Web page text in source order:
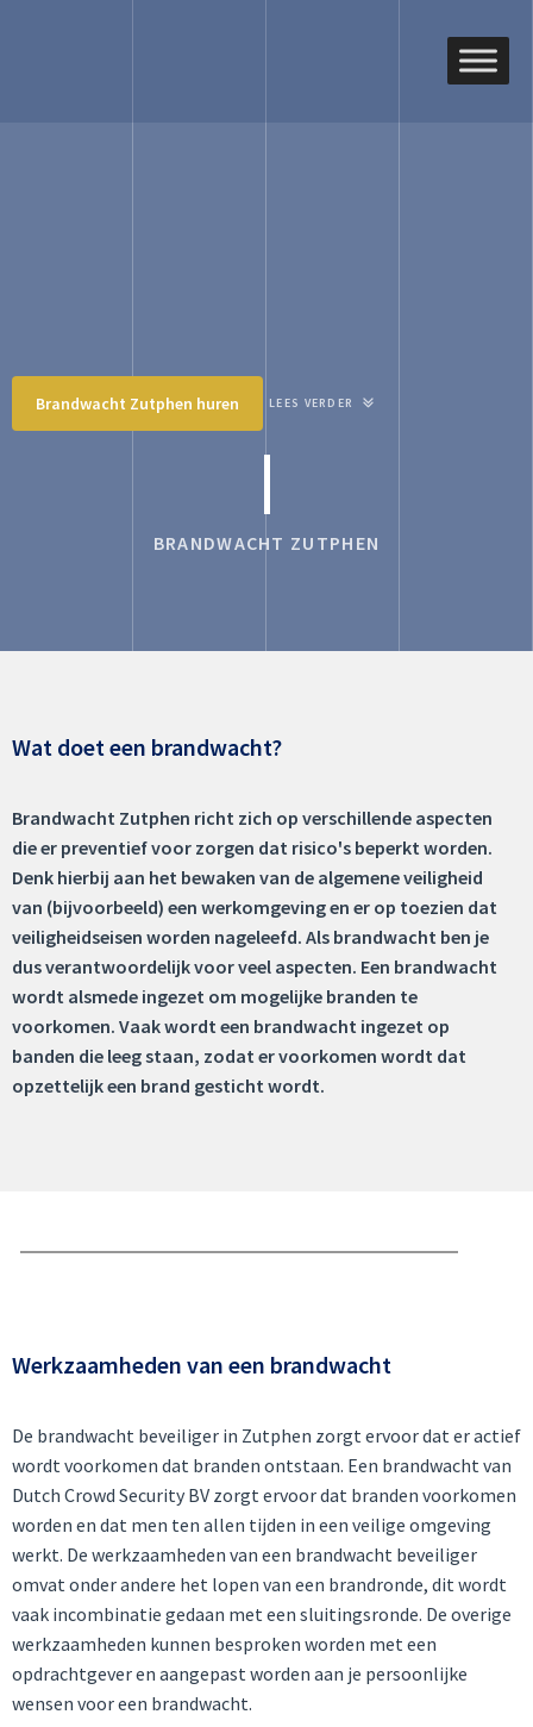
Brandwacht Zutphen huren LEES VERDER
BRANDWACHT ZUTPHEN
Wat doet een brandwacht?
Brandwacht Zutphen richt zich op verschillende aspecten
die er preventief voor zorgen dat risico's beperkt worden.
Denk hierbij aan het bewaken van de algemene veiligheid
van (bijvoorbeeld) een werkomgeving en er op toezien dat
veiligheidseisen worden nageleefd. Als brandwacht ben je
dus verantwoordelijk voor veel aspecten. Een brandwacht
wordt alsmede ingezet om mogelijke branden te
voorkomen. Vaak wordt een brandwacht ingezet op
banden die leeg staan, zodat er voorkomen wordt dat
opzettelijk een brand gesticht wordt.
Werkzaamheden van een brandwacht
De brandwacht beveiliger in Zutphen zorgt ervoor dat er actief
wordt voorkomen dat branden ontstaan. Een brandwacht van
Dutch Crowd Security BV zorgt ervoor dat branden voorkomen
worden en dat men ten allen tijden in een veilige omgeving
werkt. De werkzaamheden van een brandwacht beveiliger
omvat onder andere het lopen van een brandronde, dit wordt
vaak incombinatie gedaan met een sluitingsronde. De overige
werkzaamheden kunnen besproken worden met een
opdrachtgever en aangepast worden aan je persoonlijke
wensen voor een brandwacht.